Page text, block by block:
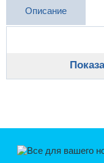
Описание